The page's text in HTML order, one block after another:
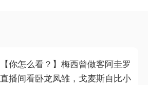
【你怎么看？】梅西曾做客阿圭罗
直播间看卧龙凤雏，戈麦斯自比小